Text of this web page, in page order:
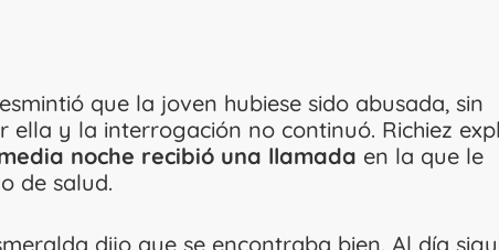
que la joven hubiese sido abusada, sin
ella y la interrogación no continuó. Richiez
noche recibió una llamada en la que le
de salud.
dijo que se encontraba bien. Al día